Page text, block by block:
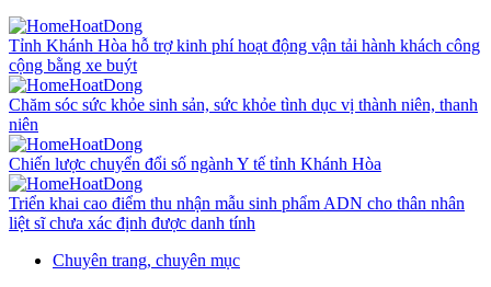
Tỉnh Khánh Hòa hỗ trợ kinh phí hoạt động vận tải hành khách công
cộng bằng xe buýt
Chăm sóc sức khỏe sinh sản, sức khỏe tình dục vị thành niên, thanh
niên
Chiến lược chuyển đổi số ngành Y tế tỉnh Khánh Hòa
Triển khai cao điểm thu nhận mẫu sinh phẩm ADN cho thân nhân
liệt sĩ chưa xác định được danh tính
Chuyên trang, chuyên mục